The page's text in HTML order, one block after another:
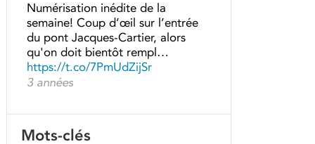
Numérisation inédite de la
semaine! Coup d’œil sur l’entrée
du pont Jacques-Cartier, alors
qu'on doit bientôt rempl…
https://t.co/7PmUdZijSr
3 années
Mots-clés